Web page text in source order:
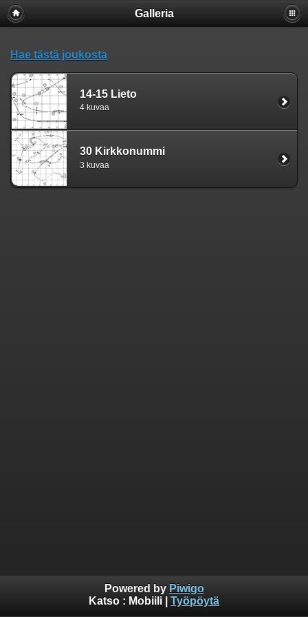
Galleria
Hae tästä joukosta
14-15 Lieto
4 kuvaa
30 Kirkkonummi
3 kuvaa
Powered by Piwigo
Katso : Mobiili Työpöytä